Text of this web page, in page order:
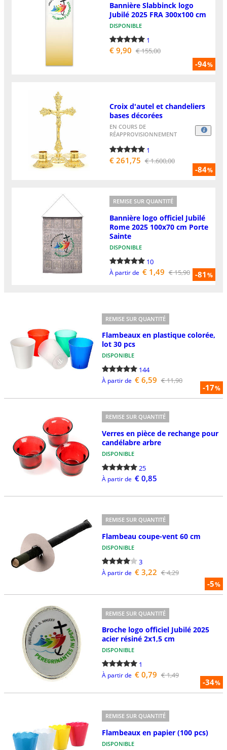
-94%
Bannière Slabbinck logo
Jubilé 2025 FRA 300x100 cm
DISPONIBLE
1
€ 9,90 € 155,00
-84%
Croix d'autel et chandeliers
bases décorées
EN COURS DE
RÉAPPROVISIONNEMENT
1
€ 261,75 € 1.600,00
-81%
REMISE SUR QUANTITÉ
Bannière logo officiel Jubilé
Rome 2025 100x70 cm Porte
Sainte
DISPONIBLE
10
À partir de € 1,49 € 15,90
-17%
REMISE SUR QUANTITÉ
Flambeaux en plastique colorée,
lot 30 pcs
DISPONIBLE
144
À partir de € 6,59 € 11,90
REMISE SUR QUANTITÉ
Verres en pièce de rechange pour
candélabre arbre
DISPONIBLE
25
À partir de € 0,85
-5%
REMISE SUR QUANTITÉ
Flambeau coupe-vent 60 cm
DISPONIBLE
3
À partir de € 3,22 € 4,29
-34%
REMISE SUR QUANTITÉ
Broche logo officiel Jubilé 2025
acier résiné 2x1,5 cm
DISPONIBLE
1
À partir de € 0,79 € 1,49
REMISE SUR QUANTITÉ
Flambeaux en papier (100 pcs)
DISPONIBLE